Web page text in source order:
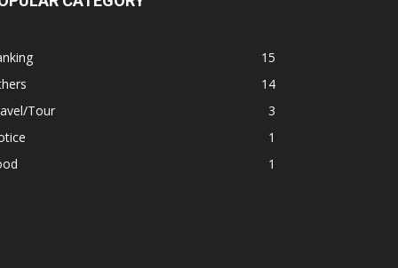
15
14
Tour
3
1
1